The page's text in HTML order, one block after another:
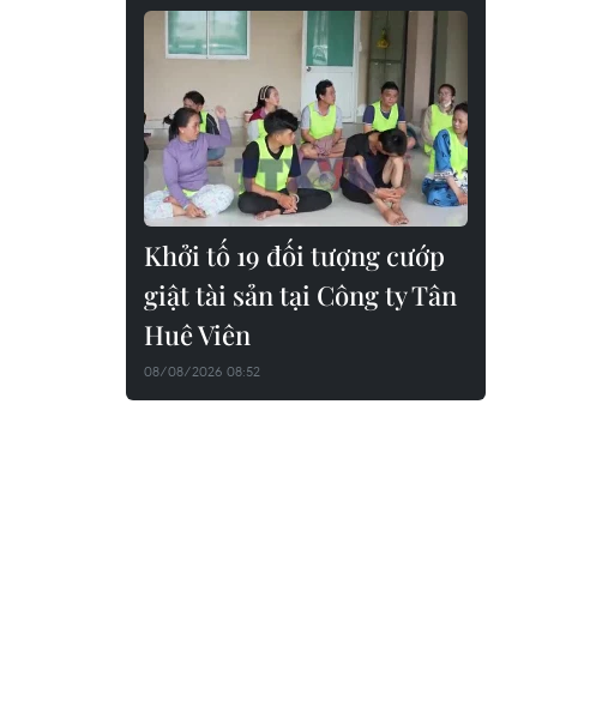
Khởi tố 19 đối tượng cướp
giật tài sản tại Công ty Tân
Huê Viên
08/08/2026 08:52